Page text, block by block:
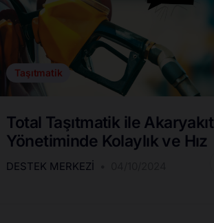
Taşıtmatik
Total Taşıtmatik ile Akaryakıt
Yönetiminde Kolaylık ve Hız
DESTEK MERKEZI